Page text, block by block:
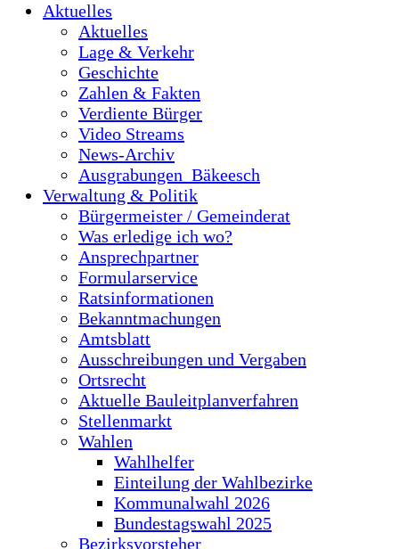
Aktuelles
Aktuelles
Lage & Verkehr
Geschichte
Zahlen & Fakten
Verdiente Bürger
Video Streams
News-Archiv
Ausgrabungen_Bäkeesch
Verwaltung & Politik
Bürgermeister / Gemeinderat
Was erledige ich wo?
Ansprechpartner
Formularservice
Ratsinformationen
Bekanntmachungen
Amtsblatt
Ausschreibungen und Vergaben
Ortsrecht
Aktuelle Bauleitplanverfahren
Stellenmarkt
Wahlen
Wahlhelfer
Einteilung der Wahlbezirke
Kommunalwahl 2026
Bundestagswahl 2025
Bezirksvorsteher